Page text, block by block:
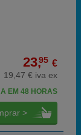
23,95 €
19,47 € iva ex
EM 48 HORAS
>